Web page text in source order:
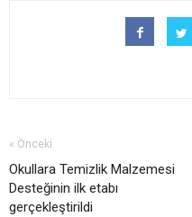
« Önceki
Okullara Temizlik Malzemesi
Desteğinin ilk etabı
gerçekleştirildi